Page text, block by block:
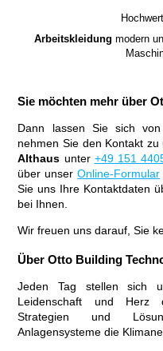
Arbeitskleidung modern
Sie möchten mehr über
Dann lassen Sie sich
nehmen Sie den Kontakt
Althaus unter +49 151
über unserOnline-Formular
Sie uns Ihre Kontaktdaten
bei Ihnen.
Wir freuen uns darauf, Sie
Über Otto Building
Jeden Tag stellen sich
Leidenschaft und Herz
Strategien und
Anlagensysteme die